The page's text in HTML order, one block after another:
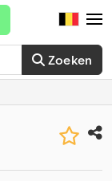
Zoeken